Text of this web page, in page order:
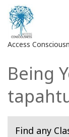
Access
Sign
to
Your
Being
Find any